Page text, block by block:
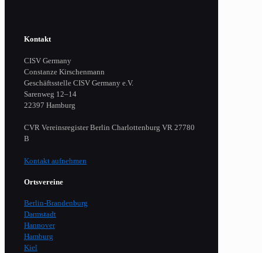
Kontakt
CISV Germany
Constanze Kirschenmann
Geschäftsstelle CISV Germany e.V.
Sarenweg 12–14
22397 Hamburg
CVR Vereinsregister Berlin Charlottenburg VR 27780
B
Kontakt aufnehmen
Ortsvereine
Berlin-Brandenburg
Darmstadt
Hannover
Hamburg
Kiel